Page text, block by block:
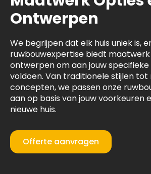
Ontwerpen
We begrijpen dat elk huis uniek is,
ruwbouwexpertise biedt
ontwerpen om aan jouw
voldoen. Van traditionele stijlen
concepten, we passen onze
aan op basis van jouw voorkeuren
nieuwe huis.
Offerte aanvragen